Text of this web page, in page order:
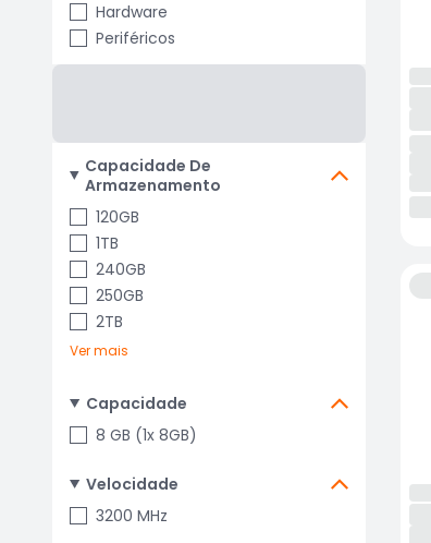
Hardware
Periféricos
Capacidade De
Armazenamento
120GB
1TB
240GB
250GB
2TB
Ver mais
Capacidade
8 GB (1x 8GB)
Velocidade
3200 MHz